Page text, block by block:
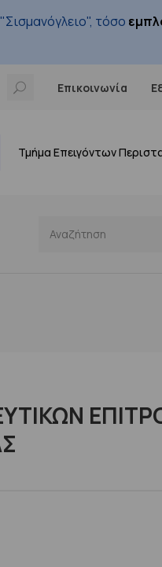
τόσο
Επικοινωνία
Τμήμα Επειγόντων